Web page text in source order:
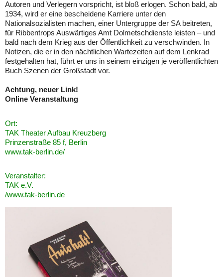
Autoren und Verlegern vorspricht, ist bloß erlogen. Schon bald, ab
1934, wird er eine bescheidene Karriere unter den
Nationalsozialisten machen, einer Untergruppe der SA beitreten,
für Ribbentrops Auswärtiges Amt Dolmetschdienste leisten – und
bald nach dem Krieg aus der Öffentlichkeit zu verschwinden. In
Notizen, die er in den nächtlichen Wartezeiten auf dem Lenkrad
festgehalten hat, führt er uns in seinem einzigen je veröffentlichten
Buch Szenen der Großstadt vor.
Achtung, neuer Link!
Online Veranstaltung
Ort:
TAK Theater Aufbau Kreuzberg
Prinzenstraße 85 f, Berlin
www.tak-berlin.de/
Veranstalter:
TAK e.V.
/www.tak-berlin.de